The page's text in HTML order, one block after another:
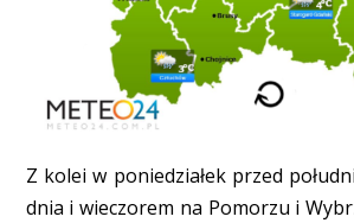
Z kolei w poniedziałek przed
dnia i wieczorem na Pomorzu i